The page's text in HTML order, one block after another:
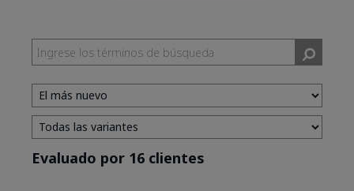
Evaluado por 16 clientes